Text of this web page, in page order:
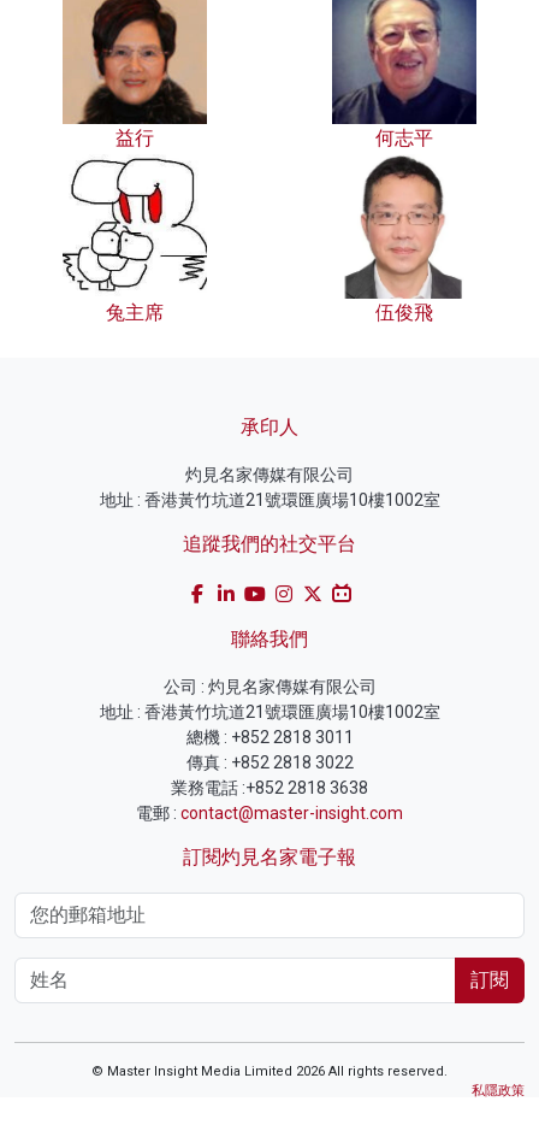
益行 何志平
兔主席 伍俊飛
承印人
灼見名家傳媒有限公司
地址 : 香港黃竹坑道21號環匯廣場10樓1002室
追蹤我們的社交平台
聯絡我們
公司 : 灼見名家傳媒有限公司
地址 : 香港黃竹坑道21號環匯廣場10樓1002室
總機 : +852 2818 3011
傳真 : +852 2818 3022
業務電話 :+852 2818 3638
電郵 : contact@master-insight.com
訂閱灼見名家電子報
訂閱
© Master Insight Media Limited 2026 All rights reserved.
私隱政策